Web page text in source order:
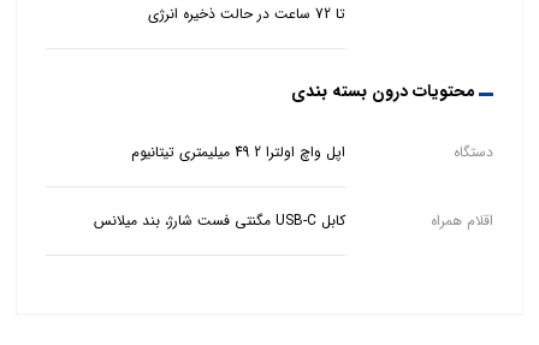
تا 72 ساعت در حالت ذخیره انرژی
محتویات درون بسته بندی
دستگاه اپل واچ اولترا 2 49 میلیمتری تیتانیوم
اقلام همراه کابل USB-C مگنتی فست شارژ، بند میلانس